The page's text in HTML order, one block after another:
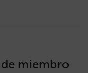
miembro